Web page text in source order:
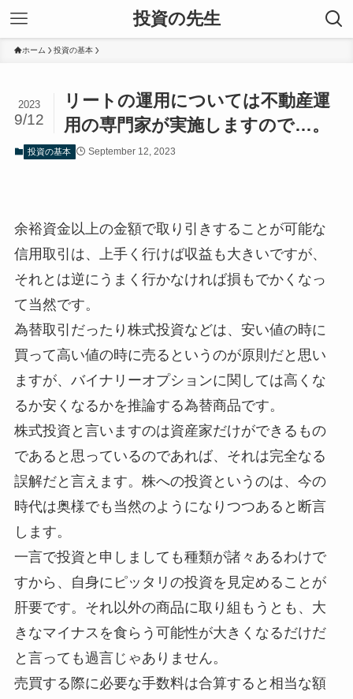
投資の先生
ホーム 投資の基本
リートの運用については不動産運
用の専門家が実施しますので…。
2023
9/12
投資の基本 September 12, 2023
余裕資金以上の金額で取り引きすることが可能な
信用取引は、上手く行けば収益も大きいですが、
それとは逆にうまく行かなければ損もでかくなっ
て当然です。
為替取引だったり株式投資などは、安い値の時に
買って高い値の時に売るというのが原則だと思い
ますが、バイナリーオプションに関しては高くな
るか安くなるかを推論する為替商品です。
株式投資と言いますのは資産家だけができるもの
であると思っているのであれば、それは完全なる
誤解だと言えます。株への投資というのは、今の
時代は奥様でも当然のようになりつつあると断言
します。
一言で投資と申しましても種類が諸々あるわけで
すから、自身にピッタリの投資を見定めることが
肝要です。それ以外の商品に取り組もうとも、大
きなマイナスを食らう可能性が大きくなるだけだ
と言っても過言じゃありません。
売買する際に必要な手数料は合算すると相当な額